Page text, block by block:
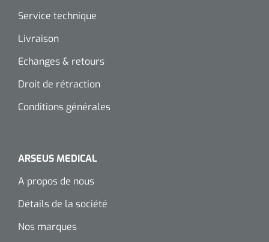
Service technique
Livraison
Echanges & retours
Droit de rétraction
Conditions générales
ARSEUS MEDICAL
A propos de nous
Détails de la société
Nos marques